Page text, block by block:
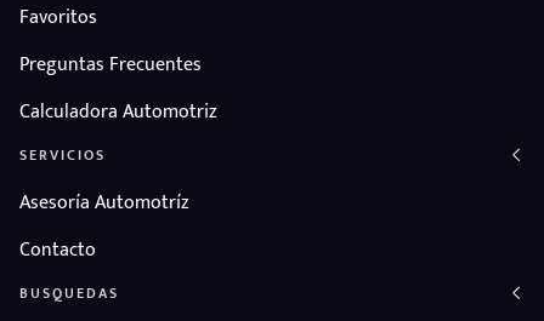
Favoritos
Preguntas Frecuentes
Calculadora Automotriz
SERVICIOS
Asesoría Automotríz
Contacto
BUSQUEDAS